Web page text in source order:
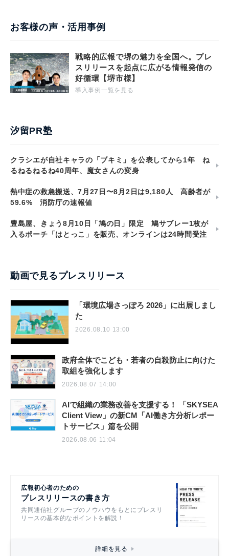
お客様の声・活用事例
戦略的広報で堺の魅力を全国へ。プレ
スリリースを起点に広がる情報発信の
好循環【堺市様】
導入事例一覧を見る
汐留PR塾
クラシエが自社キャラの「ブキミ」を公表してから1年 ね
るねるねるね40周年、魔女さんの変身
熱中症の救急搬送、7月27日〜8月2日は9,180人 高齢者が
59.6% 消防庁の速報値
豊島屋、きょう8月10日「鳩の日」限定 鳩サブレー1枚が
入るポーチ「はとっこ」を販売、オンラインは24時間受注
動画で見るプレスリリース
「環境広場さっぽろ 2026」に出展しまし
た
2026.08.10 13:00
政府全体でこども・若者の自殺防止に向けた
取組を強化します
2026.08.07 14:00
AIで組織の業務改善を支援する！ 「SKYSEA
Client View」の新CM「AI働き方分析レポー
トサービス」篇を公開
2026.08.06 11:04
広報初心者のための
プレスリリースの書き方
共同通信社グループのノウハウをもとにプレスリ
リースの基本的なポイントを解説！
詳細を見る